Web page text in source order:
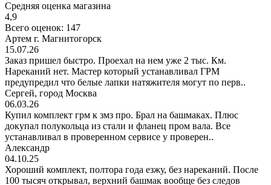
Средняя оценка магазина
4,9
Всего оценок: 147
Артем г. Магнитогорск
15.07.26
Заказ пришел быстро. Проехал на нем уже 2 тыс. Км.
Нареканий нет. Мастер который устанавливал ГРМ
предупредил что белые лапки натяжителя могут по перв..
Сергей, город Москва
06.03.26
Купил комплект грм к змз про. Брал на башмаках. Плюс
докупал полукольца из стали и фланец пром вала. Все
устанавливал в проверенном сервисе у проверен..
Александр
04.10.25
Хороший комплект, полтора года езжу, без нареканий. После
100 тысяч открывал, верхний башмак вообще без следов